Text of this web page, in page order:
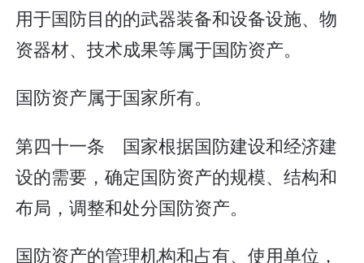
用于国防目的的武器装备和设备设施、物
资器材、技术成果等属于国防资产。
国防资产属于国家所有。
第四十一条 国家根据国防建设和经济建
设的需要，确定国防资产的规模、结构和
布局，调整和处分国防资产。
国防资产的管理机构和占有、使用单位，